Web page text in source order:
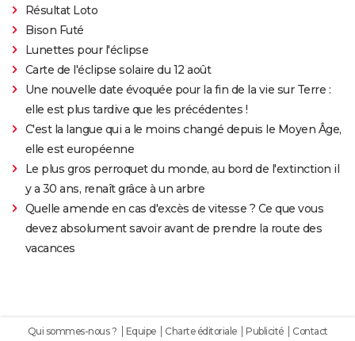
Résultat Loto
Bison Futé
Lunettes pour l'éclipse
Carte de l'éclipse solaire du 12 août
Une nouvelle date évoquée pour la fin de la vie sur Terre :
elle est plus tardive que les précédentes !
C'est la langue qui a le moins changé depuis le Moyen Âge,
elle est européenne
Le plus gros perroquet du monde, au bord de l'extinction il
y a 30 ans, renaît grâce à un arbre
Quelle amende en cas d'excès de vitesse ? Ce que vous
devez absolument savoir avant de prendre la route des
vacances
Qui sommes-nous ? Equipe Charte éditoriale Publicité
Contact